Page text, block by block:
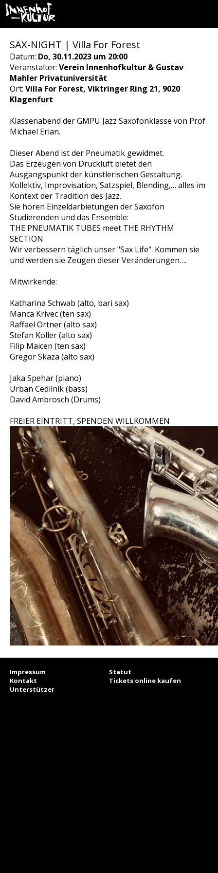
SAX-NIGHT | Villa For Forest
Datum: Do, 30.11.2023 um 20:00
Veranstalter: Verein Innenhofkultur & Gustav
Mahler Privatuniversität
Ort: Villa For Forest, Viktringer Ring 21, 9020
Klagenfurt
Klassenabend der GMPU Jazz Saxofonklasse von Prof.
Michael Erian.
Dieser Abend ist der Pneumatik gewidmet.
Das Erzeugen von Druckluft bietet den
Ausgangspunkt der künstlerischen Gestaltung.
Kollektiv, Improvisation, Satzspiel, Blending,… alles im
Kontext der Tradition des Jazz.
Sie hören Einzeldarbietungen der Saxofon
Studierenden und das Ensemble:
THE PNEUMATIK TUBES meet THE RHYTHM
SECTION
Wir verbessern täglich unser "Sax Life“. Kommen sie
und werden sie Zeugen dieser Veränderungen….
Mitwirkende:
Katharina Schwab (alto, bari sax)
Manca Krivec (ten sax)
Raffael Ortner (alto sax)
Stefan Koller (alto sax)
Filip Maicen (ten sax)
Gregor Skaza (alto sax)
Jaka Spehar (piano)
Urban Cedilnik (bass)
David Ambrosch (Drums)
FREIER EINTRITT, SPENDEN WILLKOMMEN
Impressum
Statut
Kontakt
Tickets online kaufen
Unterstützer